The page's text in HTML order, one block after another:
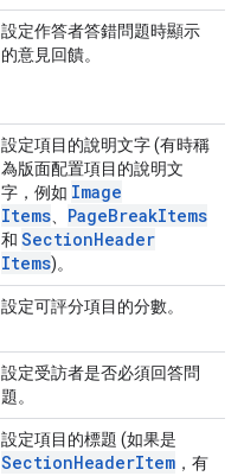
設定作答者答錯問題時顯示
的意見回饋。
設定項目的說明文字 (有時稱
為版面配置項目的說明文
字，例如 Image
Items
PageBreakItems
和 SectionHeader
Items)。
設定可評分項目的分數。
設定受訪者是否必須回答問
題。
設定項目的標題 (如果是
SectionHeaderItem ，有